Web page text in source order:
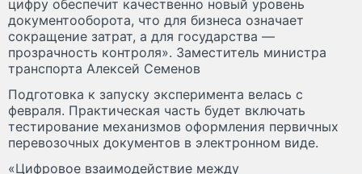
цифру обеспечит качественно новый уровень
документооборота, что для бизнеса означает
сокращение затрат, а для государства —
прозрачность контроля». Заместитель министра
транспорта Алексей Семенов
Подготовка к запуску эксперимента велась с
февраля. Практическая часть будет включать
тестирование механизмов оформления первичных
перевозочных документов в электронном виде.
«Цифровое взаимодействие между